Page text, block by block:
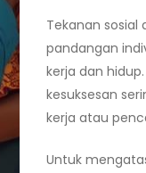
Tekanan
pandangan
kerja dan
kesuksesan
kerja atau
Untuk